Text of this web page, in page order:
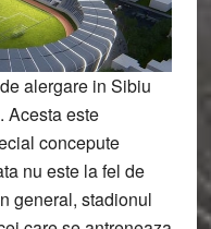
alergare in Sibiu
Acesta este
concepute
nu este la fel de
general, stadionul